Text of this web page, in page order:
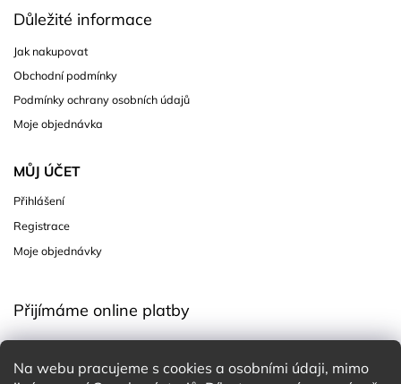
Na webu pracujeme s cookies a osobními údaji, mimo
Důležité informace
Jak nakupovat
Obchodní podmínky
Podmínky ochrany osobních údajů
Moje objednávka
MŮJ ÚČET
Přihlášení
Registrace
Moje objednávky
Přijímáme online platby